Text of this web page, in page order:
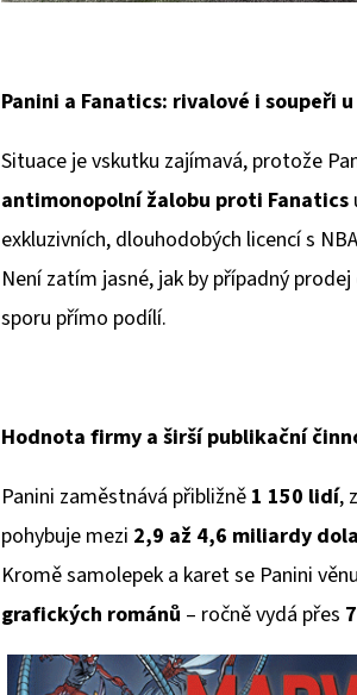
Panini a Fanatics: rivalové i soupeři
Situace je vskutku zajímavá, protože
antimonopolní žalobu proti Fanatics
exkluzivních, dlouhodobých licencí s
Není zatím jasné, jak by případný
sporu přímo podílí.
Hodnota firmy a širší publikační
Panini zaměstnává přibližně 1 150 lidí,
pohybuje mezi 2,9 až 4,6 miliardy
Kromě samolepek a karet se Panini
grafických románů – ročně vydá přes